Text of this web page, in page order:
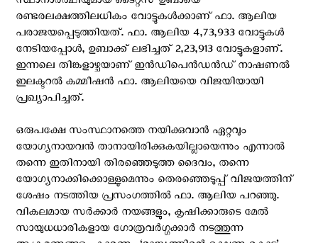
രണ്ടരലക്ഷത്തിലധികം വോട്ടുകള്‍ക്കാണ് ഫാ. ആലിയ
പരാജയപ്പെടുത്തിയത്. ഫാ. ആലിയ 4,73,933 വോട്ടുകള്‍
നേടിയപ്പോള്‍, ഉബാക്ക് ലഭിച്ചത് 2,23,913 വോട്ടുകളാണ്.
ഇന്നലെ തിങ്കളാഴ്ചയാണ് ഇന്‍ഡിപെന്‍ഡന്‍ഡ് നാഷണല്‍
ഇലക്ടറല്‍ കമ്മീഷന്‍ ഫാ. ആലിയയെ വിജയിയായി
പ്രഖ്യാപിച്ചത്.
ഒരുപക്ഷേ സംസ്ഥാനത്തെ നയിക്കുവാന്‍ ഏറ്റവും
യോഗ്യനായവന്‍ താനായിരിക്കുകയില്ലായെന്നും എന്നാല്‍
തന്നെ ഇതിനായി തിരഞ്ഞെടുത്ത ദൈവം, തന്നെ
യോഗ്യനാക്കിക്കൊള്ളുമെന്നും തെരഞ്ഞെടുപ്പ് വിജയത്തിന്
ശേഷം നടത്തിയ പ്രസംഗത്തില്‍ ഫാ. ആലിയ പറഞ്ഞു.
വികലമായ സര്‍ക്കാര്‍ നയങ്ങളും, കൃഷിക്കാരുടെ മേല്‍
സായുധധാരികളായ ഗോത്രവര്‍ഗ്ഗക്കാര്‍ നടത്തുന്ന